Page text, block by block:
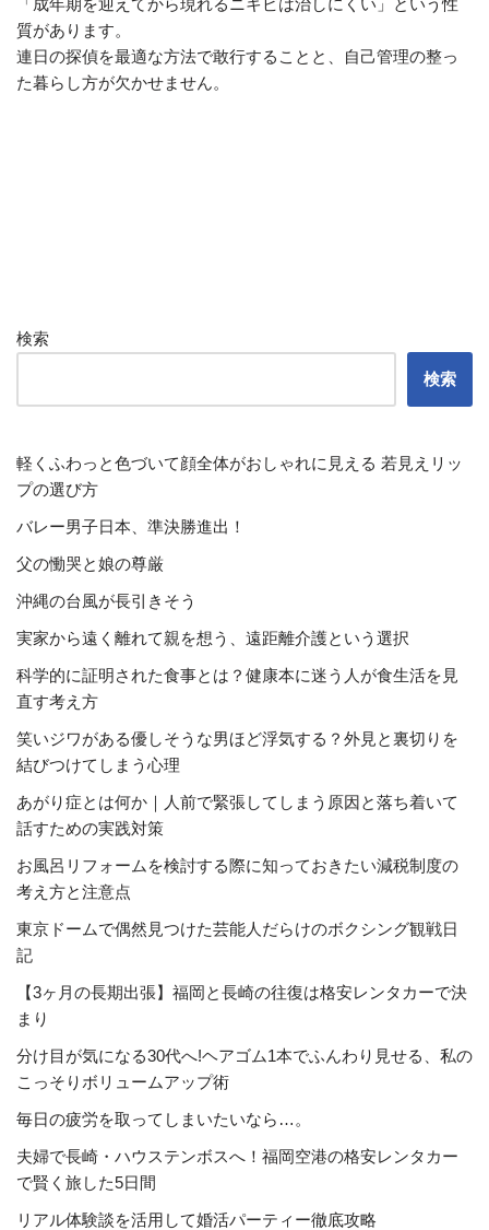
「成年期を迎えてから現れるニキビは治しにくい」という性
質があります。
連日の探偵を最適な方法で敢行することと、自己管理の整っ
た暮らし方が欠かせません。
検索
検索
軽くふわっと色づいて顔全体がおしゃれに見える 若見えリッ
プの選び方
バレー男子日本、準決勝進出！
父の慟哭と娘の尊厳
沖縄の台風が長引きそう
実家から遠く離れて親を想う、遠距離介護という選択
科学的に証明された食事とは？健康本に迷う人が食生活を見
直す考え方
笑いジワがある優しそうな男ほど浮気する？外見と裏切りを
結びつけてしまう心理
あがり症とは何か｜人前で緊張してしまう原因と落ち着いて
話すための実践対策
お風呂リフォームを検討する際に知っておきたい減税制度の
考え方と注意点
東京ドームで偶然見つけた芸能人だらけのボクシング観戦日
記
【3ヶ月の長期出張】福岡と長崎の往復は格安レンタカーで決
まり
分け目が気になる30代へ!ヘアゴム1本でふんわり見せる、私の
こっそりボリュームアップ術
毎日の疲労を取ってしまいたいなら…。
夫婦で長崎・ハウステンボスへ！福岡空港の格安レンタカー
で賢く旅した5日間
リアル体験談を活用して婚活パーティー徹底攻略